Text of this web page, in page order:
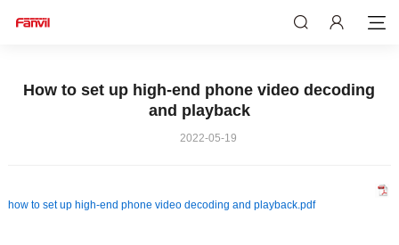
How to set up high-end phone video decoding
and playback
2022-05-19
how to set up high-end phone video decoding and playback.pdf